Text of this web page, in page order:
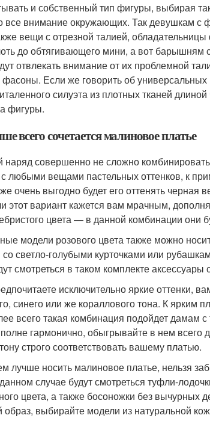
и собственный тип фигуры, выбирая
все внимание окружающих. Так девушкам с
вещи с отрезной талией,
до обтягивающего мини, а вот
отвлекать внимание от их проблемной
Если же говорить об
силуэта из плотных тканей
фигуры.
всего сочетается малиновое платье
совершенно не сложно
с любыми вещами пастельных оттенков, к
очень выгодно будет его оттенять
этот вариант кажется вам мрачным,
цвета — в данной комбинации они
модели розового цвета также можно
со светло-голубыми курточками или
смотреться в таком комплекте
исключительно яркие оттенки,
синего или же кораллового тона. К ярким
всего такая комбинация подойдет дамам
гармонично, обыгрывайте в нем всего
строго соответствовать вашему платью.
лучше носить малиновое платье, нельзя
случае будут смотреться туфли-
цвета, а также босоножки без вычурных
образ, выбирайте модели из натуральной